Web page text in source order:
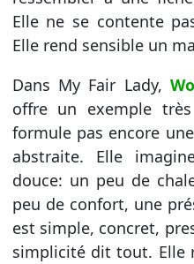
Elle ne se contente
Elle rend sensible un
Dans My Fair Lady,
offre un exemple
formule pas encore
abstraite. Elle
douce: un peu de
peu de confort, une
est simple, concret,
simplicité dit tout. Elle